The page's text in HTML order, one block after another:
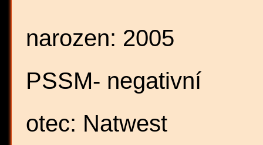
narozen: 2005
PSSM- negativní
otec: